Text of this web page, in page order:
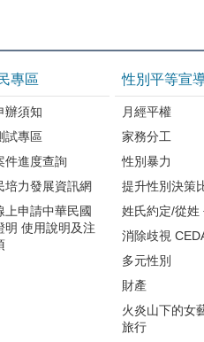
專區
辦須知
試專區
件進度查詢
培力發展資訊網
上申請中華民國
明 使用說明及注
性別平等宣
月經平權
家務分工
性別暴力
提升性別決策
姓氏約定/從姓
消除歧視
多元性別
財產
火炎山下的女
旅行